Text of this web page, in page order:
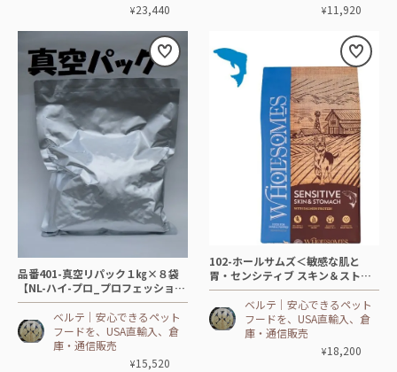
¥23,440 ¥11,920
品番401-真空リパック１㎏×８袋
【NL-ハイ-プロ_プロフェッショナ
ル🐕DOG】🐂🐟🐓🐖
ベルテ│安心できるペット
フードを、USA直輸入、倉
庫・通信販売
¥15,520
102-ホールサムズ＜敏感な肌と
胃・センシティブ スキン＆ストマ
ック＞サーモン🐕DOG【13.6㎏】-
ベルテ│安心できるペット
フードを、USA直輸入、倉
庫・通信販売
¥18,200